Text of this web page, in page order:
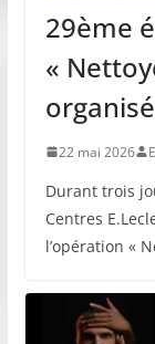
29ème
«
22 mai 2026
Durant trois
Centres
l’opération «